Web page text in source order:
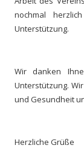
nochmal
Unterstützung.
Wir danken
Unterstützung.
und Gesundheit
Herzliche Grüße